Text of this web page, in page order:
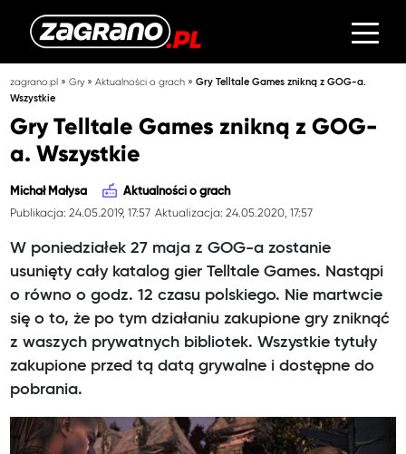
zagrano.pl »Gry»Aktualności o grach »Gry Telltale Games znikną z GOG-a.
Wszystkie
Gry Telltale Games znikną z GOG-
a. Wszystkie
Michał Małysa Aktualności o grach
Publikacja: 24.05.2019, 17:57 Aktualizacja: 24.05.2020, 17:57
W poniedziałek 27 maja z GOG-a zostanie
usunięty cały katalog gier Telltale Games. Nastąpi
o równo o godz. 12 czasu polskiego. Nie martwcie
się o to, że po tym działaniu zakupione gry zniknąć
z waszych prywatnych bibliotek. Wszystkie tytuły
zakupione przed tą datą grywalne i dostępne do
pobrania.